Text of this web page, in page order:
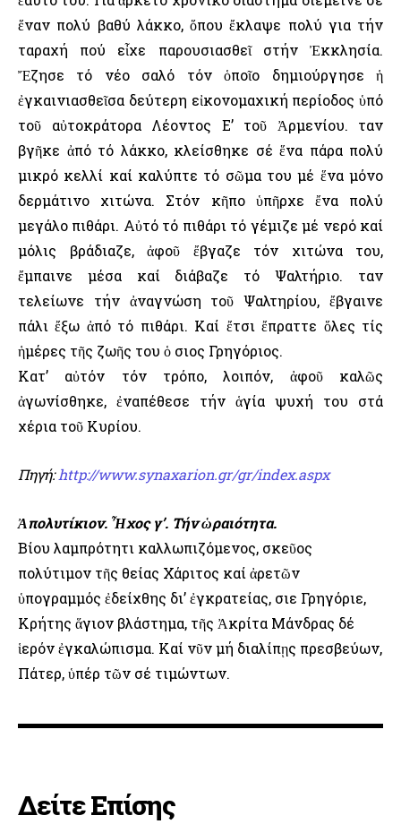
ἕναν πολύ βαθύ λάκκο, ὅπου ἔκλαψε πολύ για τήν
ταραχή πού εἶχε παρουσιασθεῖ στήν Ἐκκλησία.
Ἔζησε τό νέο σαλό τόν ὁποῖο δημιούργησε ἡ
ἐγκαινιασθεῖσα δεύτερη εἰκονομαχική περίοδος ὑπό
τοῦ αὐτοκράτορα Λέοντος Ε’ τοῦ Ἀρμενίου. Ὅταν
βγῆκε ἀπό τό λάκκο, κλείσθηκε σέ ἕνα πάρα πολύ
μικρό κελλί καί καλύπτε τό σῶμα του μέ ἕνα μόνο
δερμάτινο χιτώνα. Στόν κῆπο ὑπῆρχε ἔνα πολύ
μεγάλο πιθάρι. Αὐτό τό πιθάρι τό γέμιζε μέ νερό καί
μόλις βράδιαζε, ἀφοῦ ἔβγαζε τόν χιτώνα του,
ἔμπαινε μέσα καί διάβαζε τό Ψαλτήριο. Ὅταν
τελείωνε τήν ἀναγνώση τοῦ Ψαλτηρίου, ἔβγαινε
πάλι ἔξω ἀπό τό πιθάρι. Καί ἔτσι ἔπραττε ὅλες τίς
ἡμέρες τῆς ζωῆς του ὁ Ὅσιος Γρηγόριος.
Κατ’ αὐτόν τόν τρόπο, λοιπόν, ἀφοῦ καλῶς
ἀγωνίσθηκε, ἐναπέθεσε τήν ἁγία ψυχή του στά
χέρια τοῦ Κυρίου.
Πηγή:http://www.synaxarion.gr/gr/index.aspx
Ἀπολυτίκιον. Ἦχος γ’. Τήν ὡραιότητα.
Βίου λαμπρότητι καλλωπιζόμενος, σκεῦος
πολύτιμον τῆς θείας Χάριτος καί ἀρετῶν
ὑπογραμμός ἐδείχθης δι’ ἐγκρατείας, Ὅσιε Γρηγόριε,
Κρήτης ἅγιον βλάστημα, τῆς Ἀκρίτα Μάνδρας δέ
ἱερόν ἐγκαλώπισμα. Καί νῦν μή διαλίπῃς πρεσβεύων,
Πάτερ, ὑπέρ τῶν σέ τιμώντων.
Δείτε Επίσης